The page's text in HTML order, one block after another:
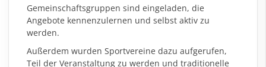
Gemeinschaftsgruppen sind eingeladen, die
Angebote kennenzulernen und selbst aktiv zu
werden.
Außerdem wurden Sportvereine dazu aufgerufen,
Teil der Veranstaltung zu werden und traditionelle